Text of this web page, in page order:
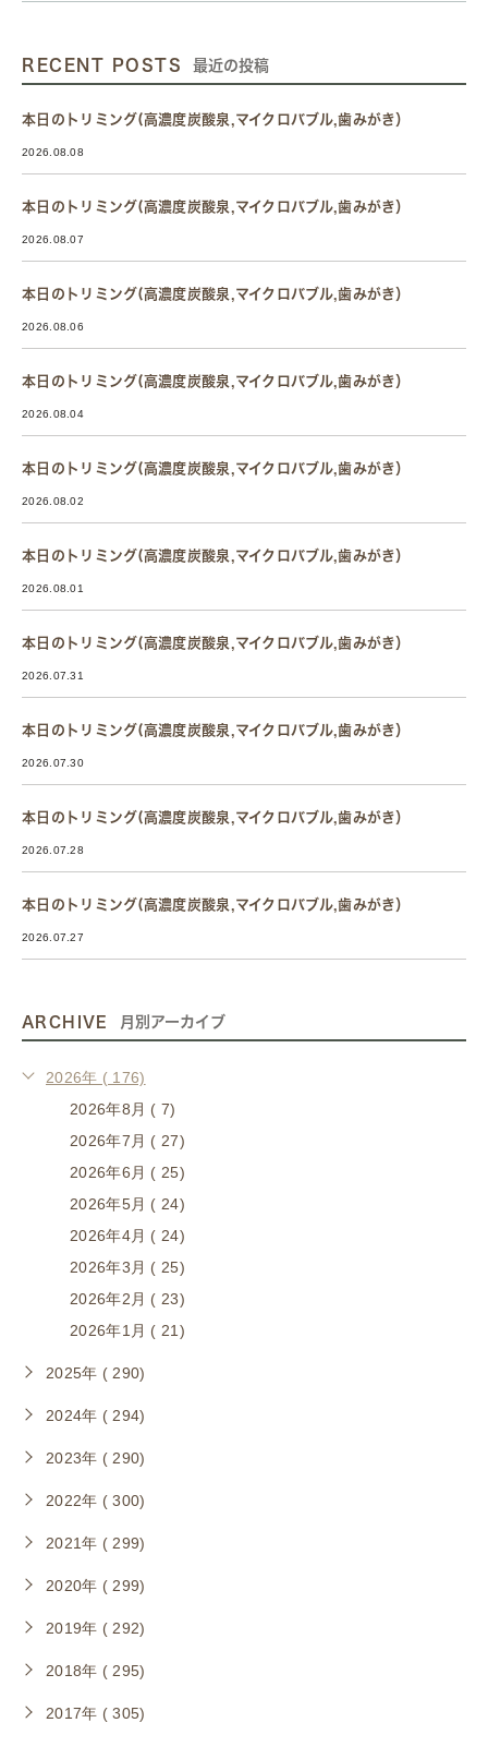
RECENT POSTS 最近の投稿
本日のトリミング(高濃度炭酸泉,マイクロバブル,歯みがき）
2026.08.08
本日のトリミング(高濃度炭酸泉,マイクロバブル,歯みがき）
2026.08.07
本日のトリミング(高濃度炭酸泉,マイクロバブル,歯みがき）
2026.08.06
本日のトリミング(高濃度炭酸泉,マイクロバブル,歯みがき）
2026.08.04
本日のトリミング(高濃度炭酸泉,マイクロバブル,歯みがき）
2026.08.02
本日のトリミング(高濃度炭酸泉,マイクロバブル,歯みがき）
2026.08.01
本日のトリミング(高濃度炭酸泉,マイクロバブル,歯みがき）
2026.07.31
本日のトリミング(高濃度炭酸泉,マイクロバブル,歯みがき）
2026.07.30
本日のトリミング(高濃度炭酸泉,マイクロバブル,歯みがき）
2026.07.28
本日のトリミング(高濃度炭酸泉,マイクロバブル,歯みがき）
2026.07.27
ARCHIVE 月別アーカイブ
2026年 ( 176)
2026年8月 ( 7)
2026年7月 ( 27)
2026年6月 ( 25)
2026年5月 ( 24)
2026年4月 ( 24)
2026年3月 ( 25)
2026年2月 ( 23)
2026年1月 ( 21)
2025年 ( 290)
2024年 ( 294)
2023年 ( 290)
2022年 ( 300)
2021年 ( 299)
2020年 ( 299)
2019年 ( 292)
2018年 ( 295)
2017年 ( 305)